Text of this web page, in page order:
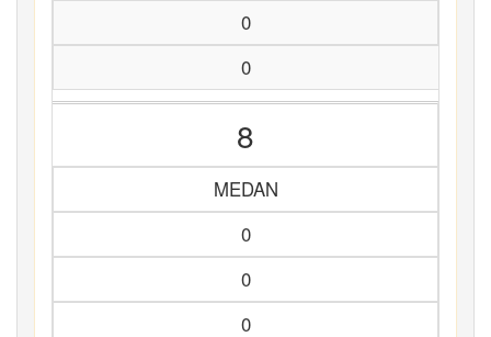
0
0
8
MEDAN
0
0
0